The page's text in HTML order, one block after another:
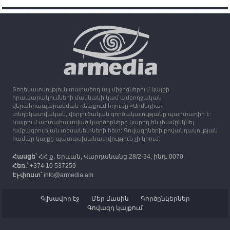
15:25 30.09.2023
սպասվում է անձրև և ամպրոպ
30.09.2023
Միացյալ Թագավորությունը 1 միլիոն ֆունտ
ստեռլինգ կհատկացնի՝ աջակցելու Լեռնային
Ղարաբաղից բռնի տեղահանվածներին
12:25 30.09.2023
Հայաստան է ժամանել բռնի տեղահանված 100
հազար 417 արցախցի
Տեղեկատվություն տարածող այլ միջոցներում կայքի
հրապարակումների մասնակի կամ ամբողջական
վերահրապարակման դեպքում հղումը «Արմեդիա»
տեղեկատվական, վերլուծական գործակալությանը պարտադիր է:
Կայքում արտահայտված կարծիքները կարող են չհամընկնել
խմբագրության տեսակետների հետ: Գովազդների բովանդակության
համար կայքը պատասխանատվություն չի կրում:
Հասցե՝ՀՀ ք. Երևան, Վարդանանց 28/2-34, ինդ. 0070
Հեռ.՝+374 10 537259
Էլ-փոստ՝info@armedia.am
Գլխավոր էջ Մեր մասին
Գործընկերներ
Գովազդ կայքում